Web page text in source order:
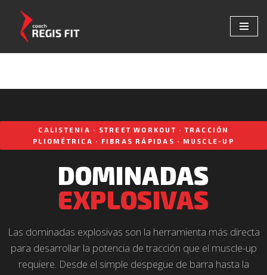
Saltar
CALISTENIA · STREET WORKOUT · TRACCIÓN
PLIOMÉTRICA · FIBRAS RÁPIDAS · MUSCLE-UP
DOMINADAS
EXPLOSIVAS
Las dominadas explosivas son la herramienta más directa
para desarrollar la potencia de tracción que el muscle-up
requiere. Desde el simple despegue de barra hasta la